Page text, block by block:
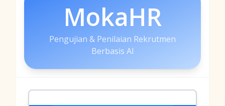
MokaHR
Pengujian & Penilaian Rekrutmen
Berbasis AI